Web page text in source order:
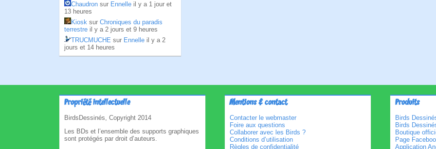
Chaudron sur Ennelle il y a 1 jour et
13 heures
Kiosk sur Chroniques du paradis
terrestre il y a 2 jours et 9 heures
TRUCMUCHE sur Ennelle il y a 2
jours et 14 heures
Propriété intellectuelle
BirdsDessinés, Copyright 2014
Les BDs et l’ensemble des supports graphiques
sont protégés par droit d’auteurs.
Mentions & contact
Contacter le webmaster
Foire aux questions
Collaborer avec les Birds ?
Conditions d’utilisation
Règles de confidentialité
Produits
Birds
Birds
Boutique
Page
Application